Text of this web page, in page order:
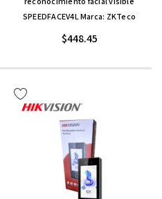
SPEEDFACEV4L Marca: ZKTeco
$448.45